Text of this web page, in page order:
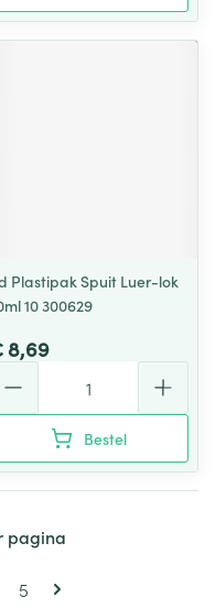
Plastipak Spuit Luer-lok
10 300629
8,69
Bestel
pagina
Pagina
5
pagina